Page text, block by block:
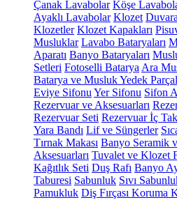
Çanak Lavabolar Köşe
Ayaklı Lavabolar Klozet
Klozetler Klozet Kapakları
Musluklar Lavabo Bataryaları
Aparatı Banyo Bataryaları
Setleri Fotoselli Batarya Ara
Batarya ve Musluk Yedek
Eviye Sifonu Yer Sifonu Sifon
Rezervuar ve Aksesuarları
Rezervuar Seti Rezervuar İç
Yara Bandı Lif ve Süngerler
Tırnak Makası Banyo Seramik
Aksesuarları Tuvalet ve Klozet
Kağıtlık Seti Duş Rafı Banyo
Taburesi Sabunluk Sıvı
Pamukluk Diş Fırçası Koruma